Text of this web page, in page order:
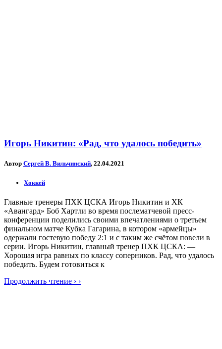
Игорь Никитин: «Рад, что удалось победить»
Автор Сергей В. Вильчинский, 22.04.2021
Хоккей
Главные тренеры ПХК ЦСКА Игорь Никитин и ХК
«Авангард» Боб Хартли во время послематчевой пресс-
конференции поделились своими впечатлениями о третьем
финальном матче Кубка Гагарина, в котором «армейцы»
одержали гостевую победу 2:1 и с таким же счётом повели в
серии. Игорь Никитин, главный тренер ПХК ЦСКА: —
Хорошая игра равных по классу соперников. Рад, что удалось
победить. Будем готовиться к
Продолжить чтение › ›